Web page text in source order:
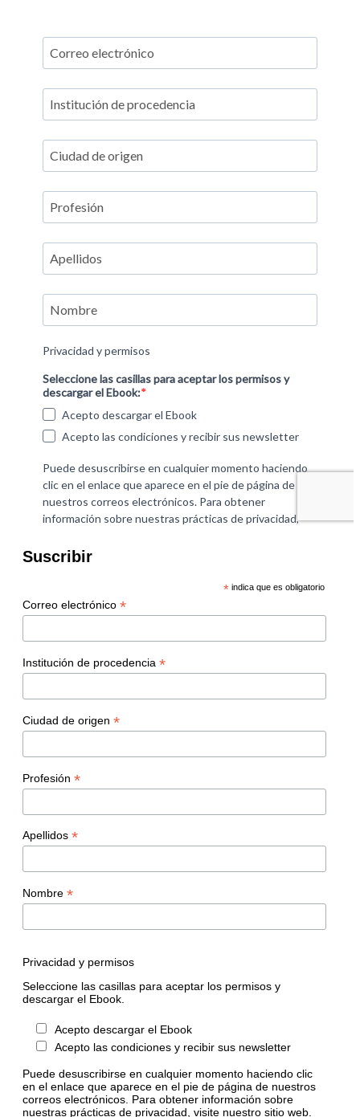
Suscribir
* indica que es obligatorio
Correo electrónico *
Institución de procedencia *
Ciudad de origen *
Profesión *
Apellidos *
Nombre *
Privacidad y permisos
Seleccione las casillas para aceptar los permisos y
descargar el Ebook.
Acepto descargar el Ebook
Acepto las condiciones y recibir sus newsletter
Puede desuscribirse en cualquier momento haciendo clic
en el enlace que aparece en el pie de página de nuestros
correos electrónicos. Para obtener información sobre
nuestras prácticas de privacidad, visite nuestro sitio web.